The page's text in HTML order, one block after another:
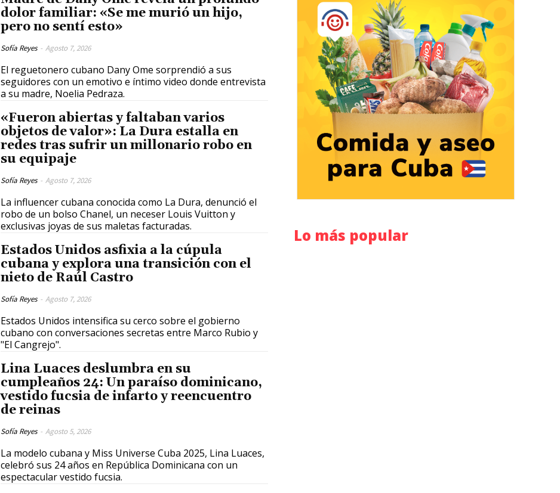
dolor familiar: «Se me murió un hijo,
pero no sentí esto»
Sofía Reyes - Agosto 7, 2026
El reguetonero cubano Dany Ome sorprendió a sus
seguidores con un emotivo e íntimo video donde entrevista
a su madre, Noelia Pedraza.
«Fueron abiertas y faltaban varios
objetos de valor»: La Dura estalla en
redes tras sufrir un millonario robo en
su equipaje
Sofía Reyes - Agosto 7, 2026
La influencer cubana conocida como La Dura, denunció el
robo de un bolso Chanel, un neceser Louis Vuitton y
exclusivas joyas de sus maletas facturadas.
Estados Unidos asfixia a la cúpula
cubana y explora una transición con el
nieto de Raúl Castro
Sofía Reyes - Agosto 7, 2026
Estados Unidos intensifica su cerco sobre el gobierno
cubano con conversaciones secretas entre Marco Rubio y
"El Cangrejo".
Lina Luaces deslumbra en su
cumpleaños 24: Un paraíso dominicano,
vestido fucsia de infarto y reencuentro
de reinas
Sofía Reyes - Agosto 5, 2026
La modelo cubana y Miss Universe Cuba 2025, Lina Luaces,
celebró sus 24 años en República Dominicana con un
espectacular vestido fucsia.
Lo más popular